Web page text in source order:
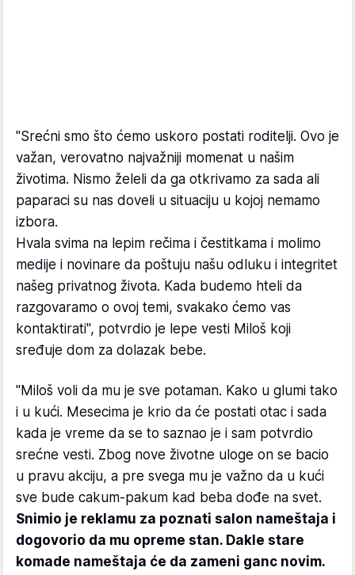
"Srećni smo što ćemo uskoro postati roditelji. Ovo je
važan, verovatno najvažniji momenat u našim
životima. Nismo želeli da ga otkrivamo za sada ali
paparaci su nas doveli u situaciju u kojoj nemamo
izbora.
Hvala svima na lepim rečima i čestitkama i molimo
medije i novinare da poštuju našu odluku i integritet
našeg privatnog života. Kada budemo hteli da
razgovaramo o ovoj temi, svakako ćemo vas
kontaktirati", potvrdio je lepe vesti Miloš koji
sređuje dom za dolazak bebe.
"Miloš voli da mu je sve potaman. Kako u glumi tako
i u kući. Mesecima je krio da će postati otac i sada
kada je vreme da se to saznao je i sam potvrdio
srećne vesti. Zbog nove životne uloge on se bacio
u pravu akciju, a pre svega mu je važno da u kući
sve bude cakum-pakum kad beba dođe na svet.
Snimio je reklamu za poznati salon nameštaja i
dogovorio da mu opreme stan. Dakle stare
komade nameštaja će da zameni ganc novim.